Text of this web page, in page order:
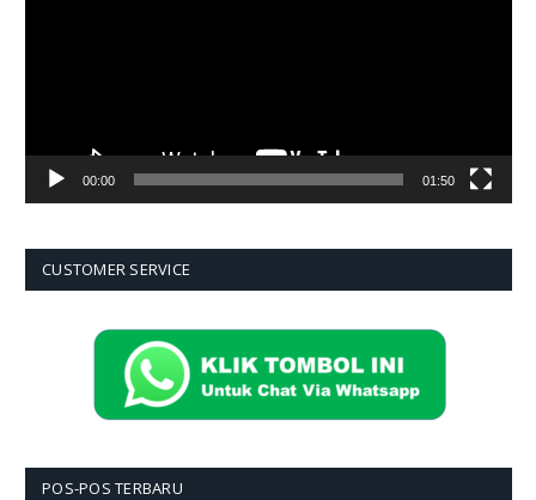
00:00 01:50
CUSTOMER SERVICE
POS-POS TERBARU